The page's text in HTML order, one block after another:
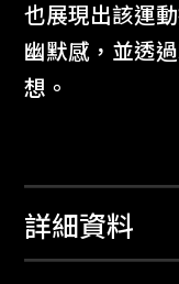
也展現出該運
幽默感，並透
想。
詳細資料